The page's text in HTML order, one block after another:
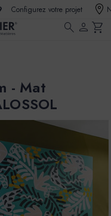
Configurez votre projet
search person shopping_cart
- Mat